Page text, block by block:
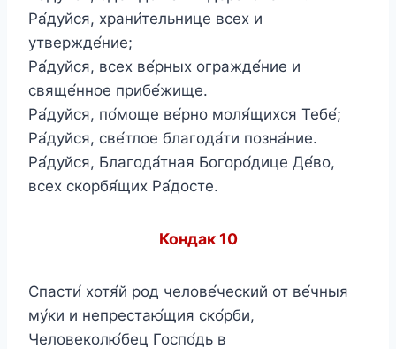
Ра́дуйся, храни́тельнице всех и
утвержде́ние;
Ра́дуйся, всех ве́рных огражде́ние и
свяще́нное прибе́жище.
Ра́дуйся, по́моще ве́рно моля́щихся Тебе́;
Ра́дуйся, све́тлое благода́ти позна́ние.
Ра́дуйся, Благода́тная Богоро́дице Де́во,
всех скорбя́щих Ра́досте.
Кондак 10
Спасти́ хотя́й род челове́ческий от ве́чныя
му́ки и непрестаю́щия ско́рби,
Человеколю́бец Госпо́дь в